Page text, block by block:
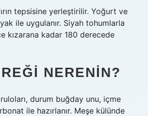
tepsisine yerleştirilir. Yoğurt ve
ile uygulanır. Siyah tohumlarla
kızarana kadar 180 derecede
NERENIN?
durum buğday unu, içme
ile hazırlanır. Meşe külünde